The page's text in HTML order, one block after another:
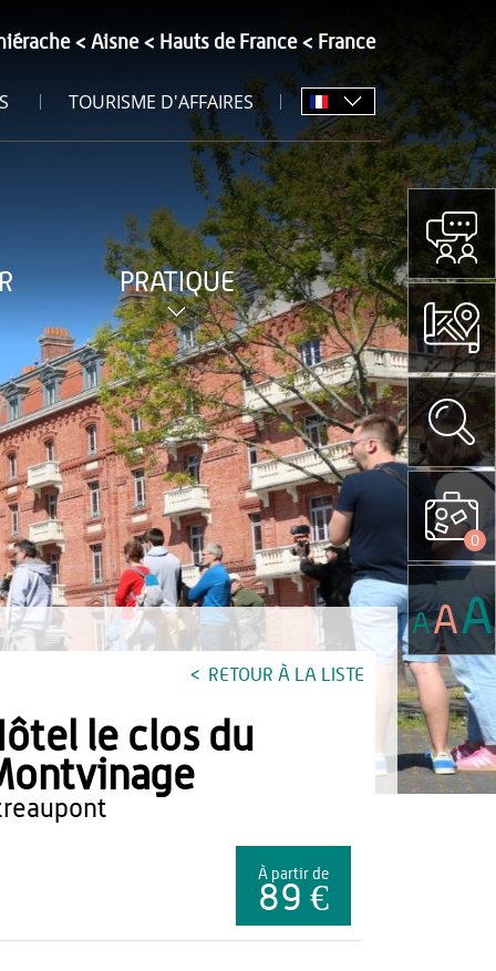
Aisne Hauts de France France
TOURISME D'AFFAIRES
PRATIQUE
RETOUR À LA LISTE
le clos du
À partir de
89 €
0
AAA